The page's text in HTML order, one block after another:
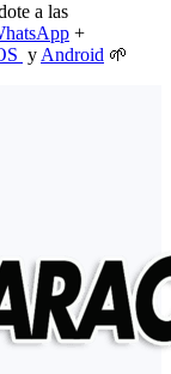
a las
+
yAndroid 🌱